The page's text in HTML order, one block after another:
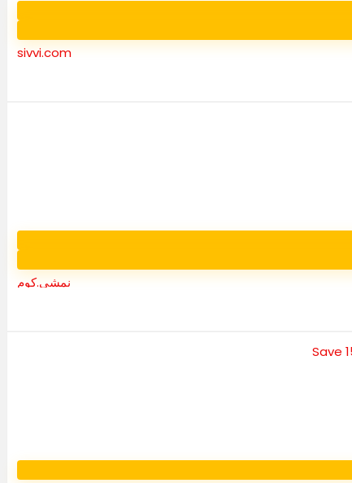
sivvi.com
نمشي.كوم